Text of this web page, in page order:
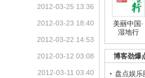
美丽中国·
湿地行
博客劲爆
盘点娱乐
2012-03-25 13:36
2012-03-23 18:40
2012-03-22 14:53
2012-03-12 03:08
2012-03-11 03:40